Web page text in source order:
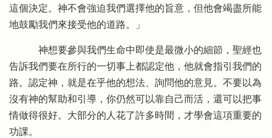
這個決定。神不會強迫我們選擇他的旨意，但他會竭盡所能
地鼓勵我們來接受他的道路。」
神想要參與我們生命中即使是最微小的細節，聖經也
告訴我們要在所行的一切事上都認定他，他就會指引我們的
路。認定神，就是在乎他的想法、詢問他的意見。不要以為
沒有神的幫助和引導，你仍然可以靠自己而活，還可以把事
情做得很好。大部分的人花了許多時間，才學會這項重要的
功課。